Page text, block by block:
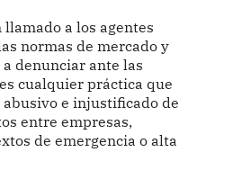
a los agentes
normas de mercado y
denunciar ante las
cualquier práctica que
e injustificado de
entre empresas,
de emergencia o alta